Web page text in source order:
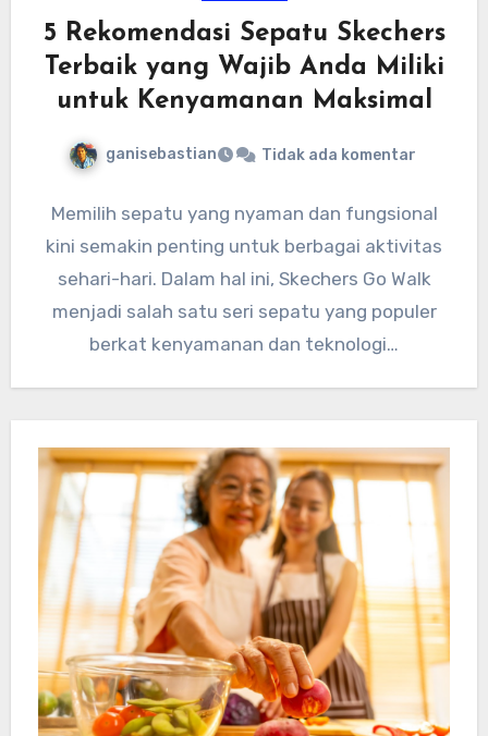
5 Rekomendasi Sepatu Skechers
Terbaik yang Wajib Anda Miliki
untuk Kenyamanan Maksimal
ganisebastian Tidak ada komentar
Memilih sepatu yang nyaman dan fungsional
kini semakin penting untuk berbagai aktivitas
sehari-hari. Dalam hal ini, Skechers Go Walk
menjadi salah satu seri sepatu yang populer
berkat kenyamanan dan teknologi…